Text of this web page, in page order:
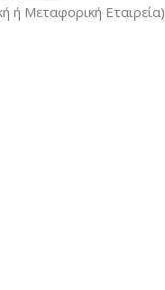
ή Μεταφορική Εταιρεία)